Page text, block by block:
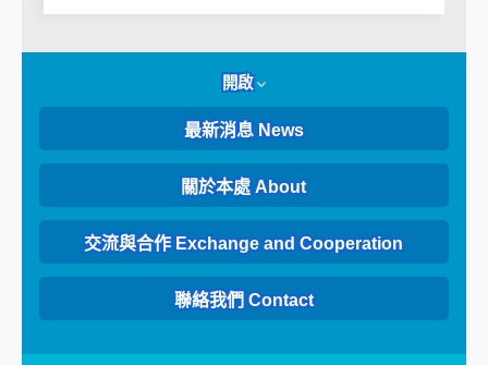
開啟
最新消息 News
關於本處 About
交流與合作 Exchange and Cooperation
聯絡我們 Contact